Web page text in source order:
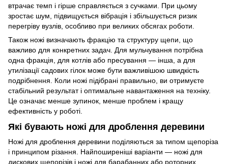
втрачає темп і гірше справляється з сучками. При цьому
зростає шум, підвищується вібрація і збільшується ризик
перегріву вузлів, особливо при великих обсягах роботи.
Також ножі визначають фракцію та структуру щепи, що
важливо для конкретних задач. Для мульчування потрібна
одна фракція, для котлів або пресування — інша, а для
утилізації садових гілок може бути важливішою швидкість
подрібнення. Коли ножі підібрані правильно, ви отримуєте
стабільний результат і оптимальне навантаження на техніку.
Це означає менше зупинок, менше проблем і кращу
ефективність у роботі.
Які бувають ножі для дроблення деревини
Ножі для дроблення деревини поділяються за типом щепоріза
і принципом різання. Найпоширеніші варіанти — ножі для
дискових щепорізів і ножі для барабанних або роторних